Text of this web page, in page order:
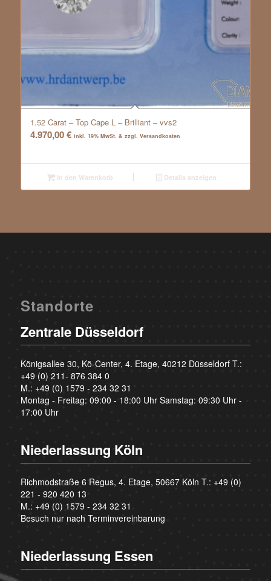
1.52 Carat – Top Cape L – Brilliant – vvs2
4.970,00€ inkl. 19% MwSt. & zzgl. Versandkosten
In den Warenkorb Details anzeigen
Standorte
Zentrale Düsseldorf
Königsallee 30, Kö-Center, 4. Etage, 40212 Düsseldorf T.:
+49 (0) 211- 876 384 0
M.: +49 (0) 1579 - 234 32 31
Montag - Freitag: 09:00 - 18:00 Uhr Samstag: 09:30 Uhr -
17:00 Uhr
Niederlassung Köln
Richmodstraße 6 Regus, 4. Etage, 50667 Köln T.: +49 (0)
221 - 920 420 13
M.: +49 (0) 1579 - 234 32 31
Besuch nur nach Terminvereinbarung
Niederlassung Essen